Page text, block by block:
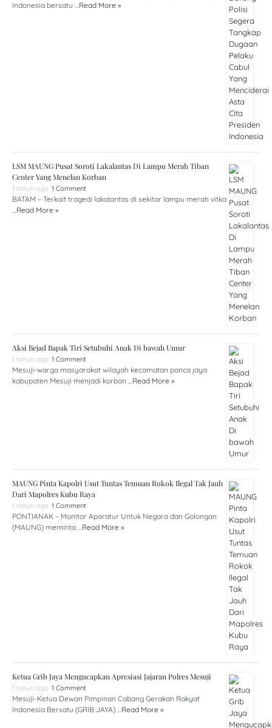
Indonesia bersatu …Read More »
LSM MAUNG Pusat Soroti Lakalantas Di Lampu Merah Tiban
Center Yang Menelan Korban
1 tahun ago 1 Comment
BATAM – Terkait tragedi lakalantas di sekitar lampu merah vitka
…Read More »
Aksi Bejad Bapak Tiri Setubuhi Anak Di bawah Umur
1 tahun ago 1 Comment
Mesuji-warga masyarakat wilayah kecamatan panca jaya
kabupaten Mesuji menjadi korban …Read More »
MAUNG Pinta Kapolri Usut Tuntas Temuan Rokok Ilegal Tak Jauh
Dari Mapolres Kubu Raya
1 tahun ago 1 Comment
PONTIANAK – Monitor Aparatur Untuk Negara dan Golongan
(MAUNG) meminta …Read More »
Ketua Grib Jaya Mengucapkan Apresiasi Jajaran Polres Mesuji
1 tahun ago 1 Comment
Mesuji-Ketua Dewan Pimpinan Cabang Gerakan Rakyat
Indonesia Bersatu (GRIB JAYA) …Read More »